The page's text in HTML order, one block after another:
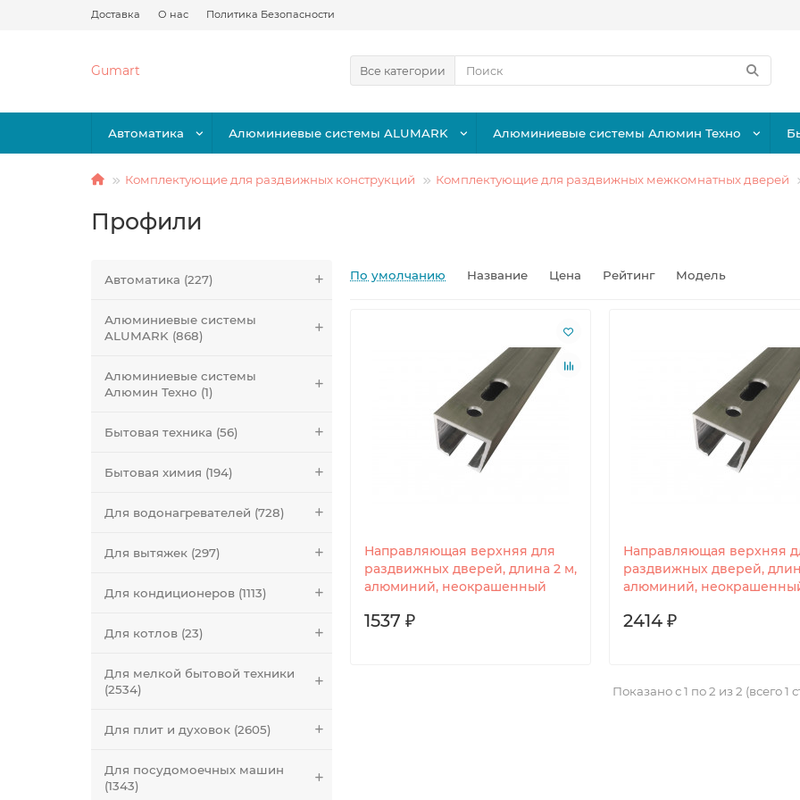
Доставка О нас Политика Безопасности
Gumart Все категории
Автоматика Алюминиевые системы ALUMARK Алюминиевые системы Алюмин Техно
Комплектующие для раздвижных конструкций Комплектующие для раздвижных межкомнатных дверей
Профили
Автоматика (227)
Алюминиевые системы
ALUMARK (868)
Алюминиевые системы
Алюмин Техно (1)
Бытовая техника (56)
Бытовая химия (194)
Для водонагревателей (728)
Для вытяжек (297)
Для кондиционеров (1113)
Для котлов (23)
Для мелкой бытовой техники
(2534)
Для плит и духовок (2605)
Для посудомоечных машин
(1343)
По умолчанию Название Цена Рейтинг Модель
Направляющая верхняя для
раздвижных дверей, длина 2 м,
алюминий, неокрашенный
1537 ₽
Направляющая верхняя
раздвижных дверей,
алюминий,
2414 ₽
Показано с 1 по 2 из 2 (всего 1